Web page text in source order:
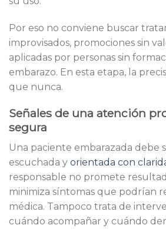
Por eso no conviene buscar
improvisados, promociones sin
aplicadas por personas sin
embarazo. En esta etapa, la
que nunca.
Señales de una atención
segura
Una paciente embarazada debe
escuchada y orientada con
responsable no promete
minimiza síntomas que podrían
médica. Tampoco trata de
cuándo acompañar y cuándo